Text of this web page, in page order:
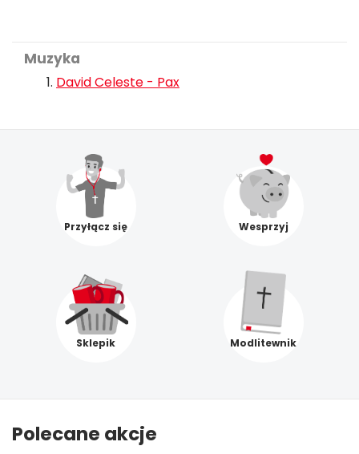
Muzyka
David Celeste - Pax
Przyłącz się Wesprzyj
Sklepik Modlitewnik
Polecane akcje